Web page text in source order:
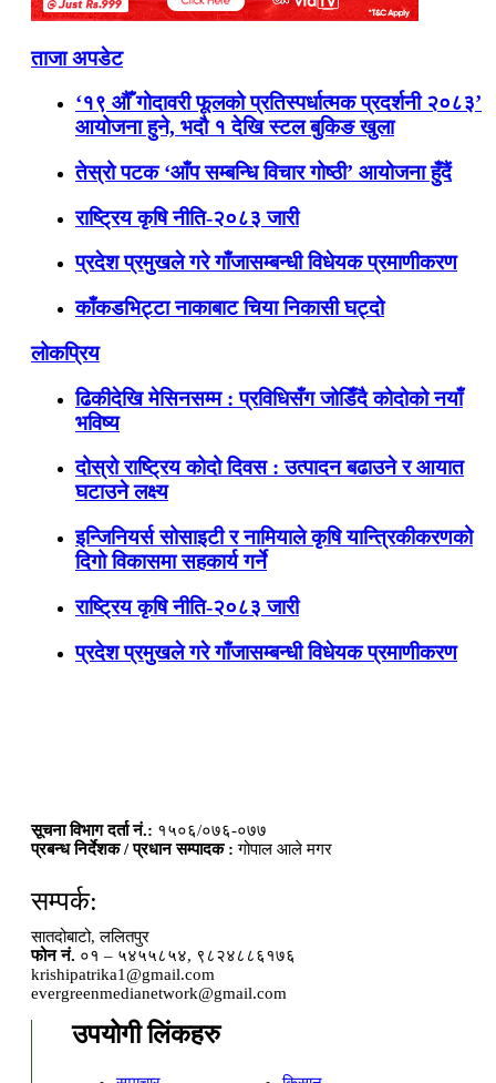
ताजा अपडेट
‘१९ औँ गोदावरी फूलको प्रतिस्पर्धात्मक प्रदर्शनी २०८३’
आयोजना हुने, भदौ १ देखि स्टल बुकिङ खुला
तेस्रो पटक ‘आँप सम्बन्धि विचार गोष्ठी’ आयोजना हुँदैं
राष्ट्रिय कृषि नीति-२०८३ जारी
प्रदेश प्रमुखले गरे गाँजासम्बन्धी विधेयक प्रमाणीकरण
काँकडभिट्टा नाकाबाट चिया निकासी घट्दो
लोकप्रिय
ढिकीदेखि मेसिनसम्म : प्रविधिसँग जोडिँदै कोदोको नयाँ
भविष्य
दोस्रो राष्ट्रिय कोदो दिवस : उत्पादन बढाउने र आयात
घटाउने लक्ष्य
इन्जिनियर्स सोसाइटी र नामियाले कृषि यान्त्रिकीकरणको
दिगो विकासमा सहकार्य गर्ने
राष्ट्रिय कृषि नीति-२०८३ जारी
प्रदेश प्रमुखले गरे गाँजासम्बन्धी विधेयक प्रमाणीकरण
सूचना विभाग दर्ता नं.: १५०६/०७६-०७७
प्रबन्ध निर्देशक / प्रधान सम्पादक : गोपाल आले मगर
सम्पर्क:
सातदोबाटो, ललितपुर
फोन नं. ०१ – ५४५५८५४, ९८२४८८६१७६
krishipatrika1@gmail.com
evergreenmedianetwork@gmail.com
उपयोगी लिंकहरु